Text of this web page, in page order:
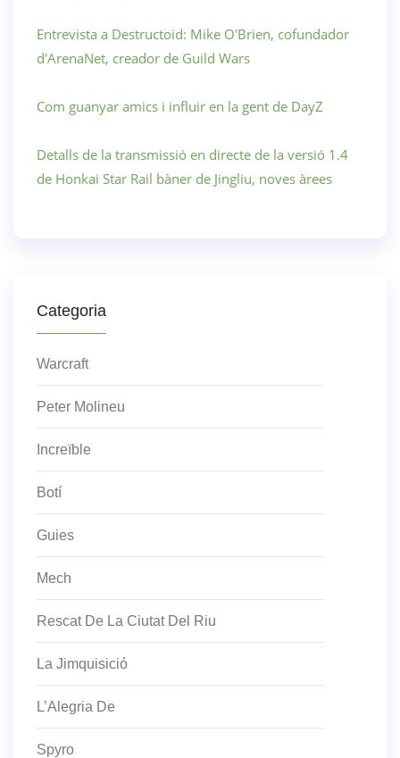
Entrevista a Destructoid: Mike O'Brien, cofundador
d'ArenaNet, creador de Guild Wars
Com guanyar amics i influir en la gent de DayZ
Detalls de la transmissió en directe de la versió 1.4
de Honkai Star Rail bàner de Jingliu, noves àrees
Categoria
Warcraft
Peter Molineu
Increïble
Botí
Guies
Mech
Rescat De La Ciutat Del Riu
La Jimquisició
L’Alegria De
Spyro